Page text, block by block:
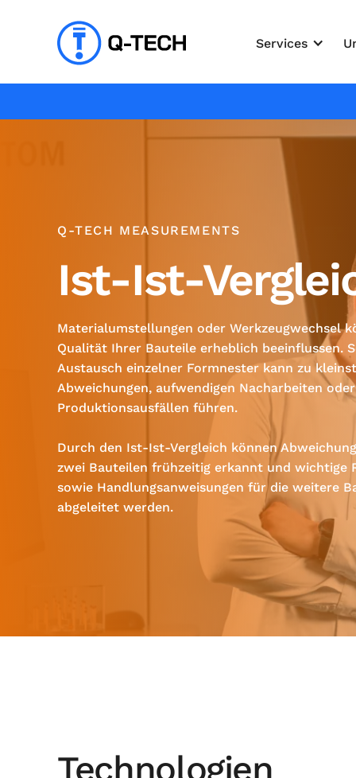
Services
Q-TECH MEASUREMENTS
Ist-Ist-
Materialumstellungen oder Werkzeugwechsel
Qualität Ihrer Bauteile erheblich beeinflussen.
Austausch einzelner Formnester kann zu
Abweichungen, aufwendigen Nacharbeiten oder
Produktionsausfällen führen.
Durch den Ist-Ist-Vergleich können
zwei Bauteilen frühzeitig erkannt und wichtige
sowie Handlungsanweisungen für die weitere
abgeleitet werden.
Technologien